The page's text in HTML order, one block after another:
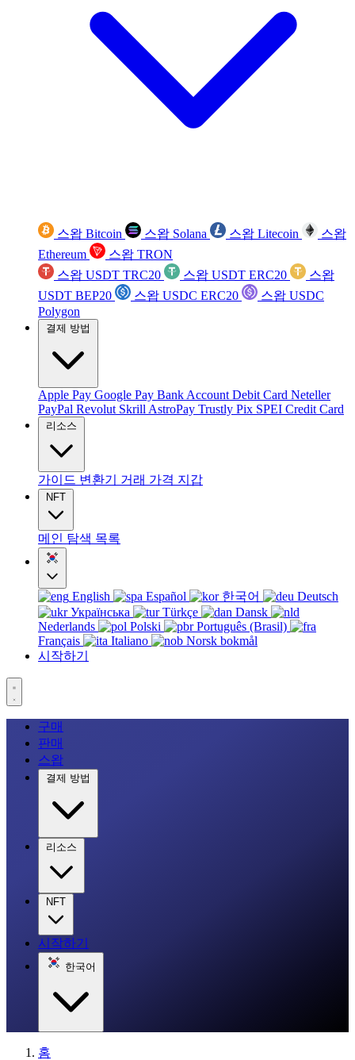
스왑 Bitcoin 스왑 Solana 스왑 Litecoin
스왑
Ethereum
스왑 TRON
스왑 USDT TRC20
스왑 USDT ERC20
스왑
USDT BEP20
스왑 USDC ERC20
스왑 USDC
Polygon
결제 방법
Apple Pay Google Pay Bank Account Debit Card Neteller
PayPal Revolut Skrill AstroPay Trustly Pix SPEI Credit Card
리소스
가이드 변환기 거래 가격 지갑
NFT
메인 탐색 목록
English Español 한국어
Deutsch
Українська
Türkçe
Dansk
Nederlands
Polski
Português (Brasil)
Français
Italiano
Norsk bokmål
시작하기
구매
판매
스왑
결제 방법
리소스
NFT
시작하기
한국어
홈